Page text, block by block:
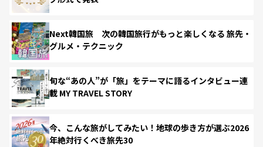
Next韓国旅 次の韓国旅行がもっと楽しくなる 旅先・
グルメ・テクニック
旬な“あの人”が「旅」をテーマに語るインタビュー連
載 MY TRAVEL STORY
今、こんな旅がしてみたい！地球の歩き方が選ぶ2026
年絶対行くべき旅先30